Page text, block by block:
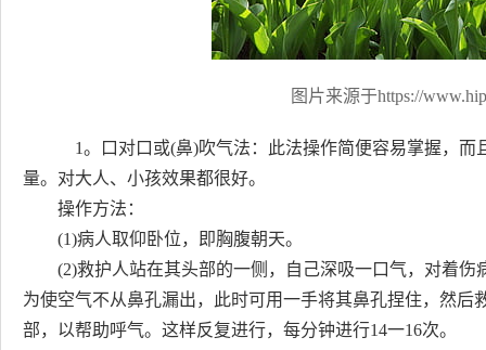
图片来源于https://
1。口对口或(鼻)吹气法：此法操作简便容易掌握，而
量。对大人、小孩效果都很好。
操作方法：
(1)病人取仰卧位，即胸腹朝天。
(2)救护人站在其头部的一侧，自己深吸一口气，对着伤
为使空气不从鼻孔漏出，此时可用一手将其鼻孔捏住，然
部，以帮助呼气。这样反复进行，每分钟进行14一16次。